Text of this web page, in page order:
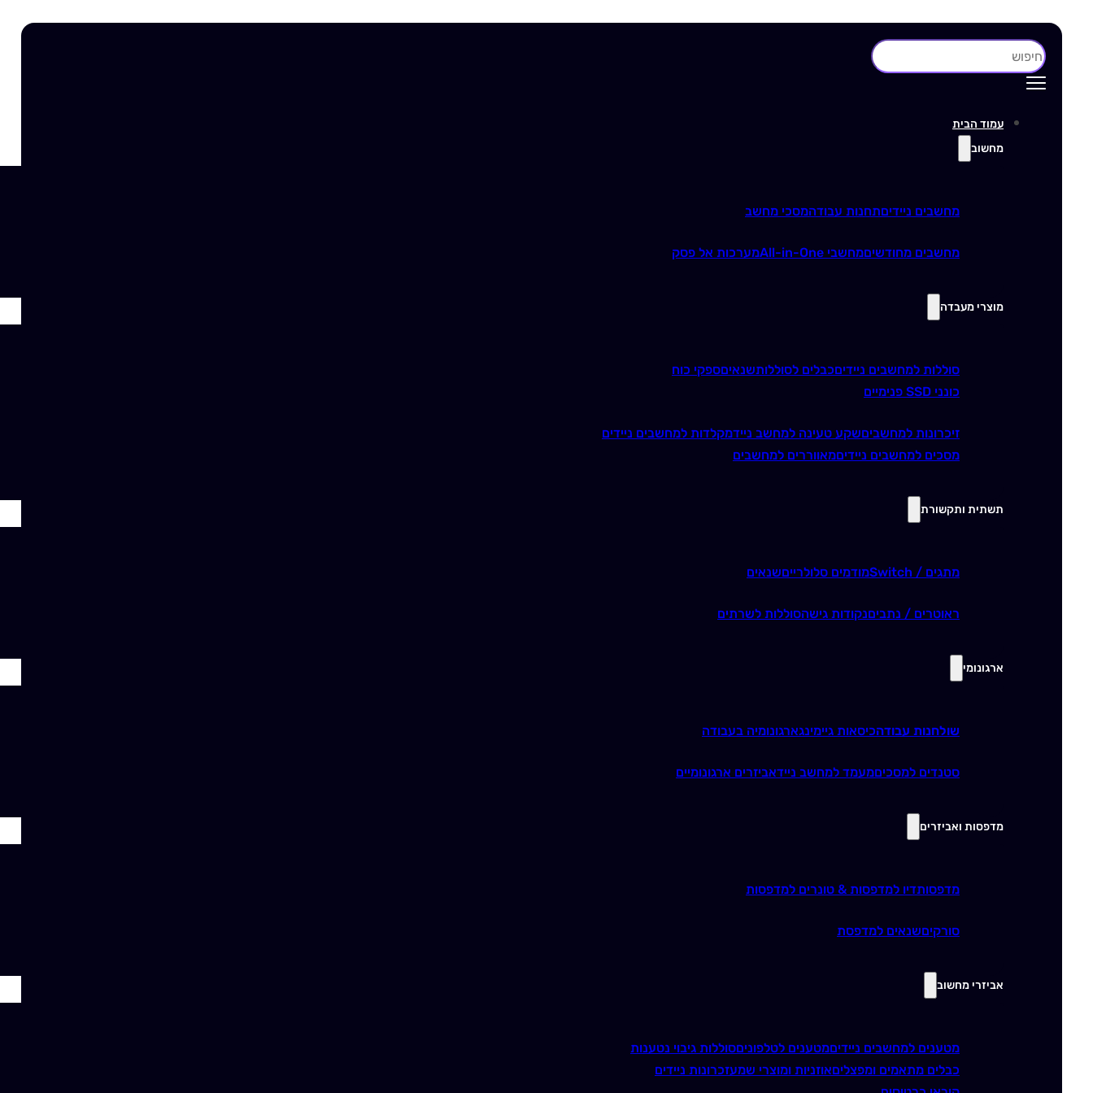
חיפוש
עמוד הבית
מחשוב
מחשבים ניידיםתחנות עבודהמסכי מחשב
מחשבים מחודשיםמחשבי All-in-One מערכות אל פסק
מוצרי מעבדה
סוללות למחשבים ניידיםכבלים לסוללותשנאיםספקי כוח
כונני SSD פנימיים
זיכרונות למחשביםשקע טעינה למחשב ניידמקלדות למחשבים ניידים
מסכים למחשבים ניידיםמאווררים למחשבים
תשתית ותקשורת
מתגים / Switch מודמים סלולרייםשנאים
ראוטרים / נתביםנקודות גישהסוללות לשרתים
ארגונומי
שולחנות עבודהכיסאות גיימינגארגונומיה בעבודה
סטנדים למסכיםמעמד למחשב ניידאביזרים ארגונומיים
מדפסות ואביזרים
מדפסותדיו למדפסות & טונרים למדפסות
סורקיםשנאים למדפסת
אביזרי מחשוב
מטענים למחשבים ניידיםמטענים לטלפוניםסוללות גיבוי נטענות
כבלים מתאמים ומפצליםאוזניות ומוצרי שמעזכרונות ניידים